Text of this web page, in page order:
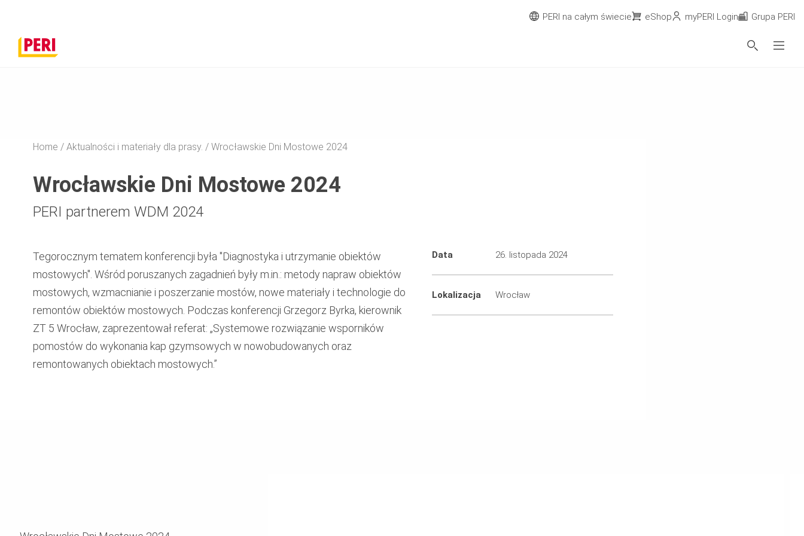
Home Aktualności i materiały dla prasy. Wrocławskie Dni Mostowe 2024
Wrocławskie Dni Mostowe 2024
PERI partnerem WDM 2024
Tegorocznym tematem konferencji była "Diagnostyka i utrzymanie obiektów
mostowych". Wśród poruszanych zagadnień były m.in.: metody napraw obiektów
mostowych, wzmacnianie i poszerzanie mostów, nowe materiały i technologie do
remontów obiektów mostowych. Podczas konferencji Grzegorz Byrka, kierownik
ZT 5 Wrocław, zaprezentował referat: „Systemowe rozwiązanie wsporników
pomostów do wykonania kap gzymsowych w nowobudowanych oraz
remontowanych obiektach mostowych.”
Data 26. listopada 2024
Lokalizacja Wrocław
PERI na całym świecie eShop myPERI Login Grupa PERI